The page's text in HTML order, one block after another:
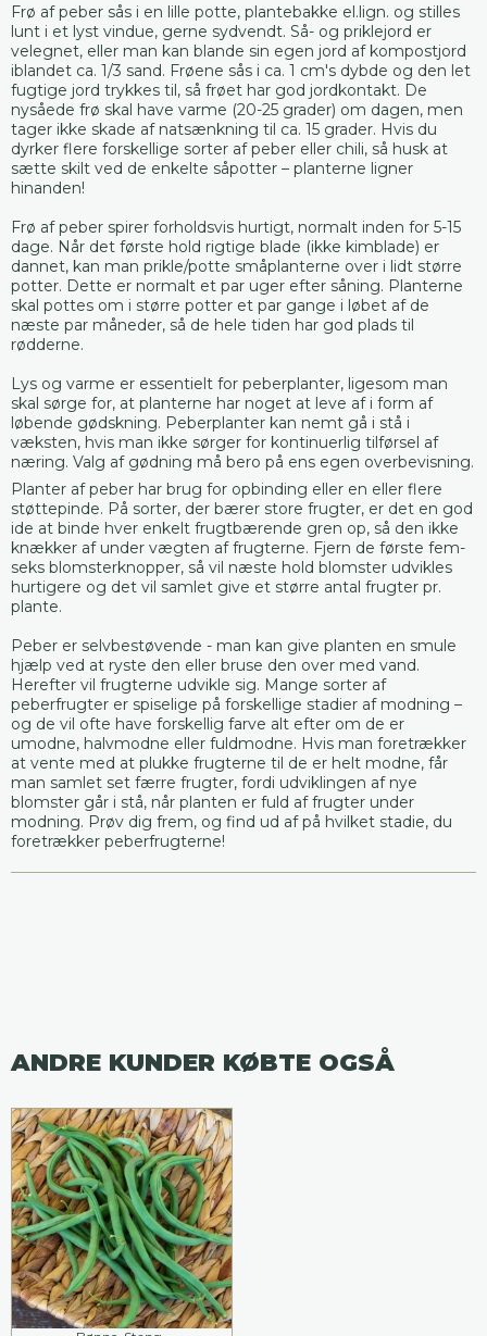
Frø af peber sås i en lille potte, plantebakke el.lign. og stilles
lunt i et lyst vindue, gerne sydvendt. Så- og priklejord er
velegnet, eller man kan blande sin egen jord af kompostjord
iblandet ca. 1/3 sand. Frøene sås i ca. 1 cm's dybde og den let
fugtige jord trykkes til, så frøet har god jordkontakt. De
nysåede frø skal have varme (20-25 grader) om dagen, men
tager ikke skade af natsænkning til ca. 15 grader. Hvis du
dyrker flere forskellige sorter af peber eller chili, så husk at
sætte skilt ved de enkelte såpotter – planterne ligner
hinanden!
Frø af peber spirer forholdsvis hurtigt, normalt inden for 5-15
dage. Når det første hold rigtige blade (ikke kimblade) er
dannet, kan man prikle/potte småplanterne over i lidt større
potter. Dette er normalt et par uger efter såning. Planterne
skal pottes om i større potter et par gange i løbet af de
næste par måneder, så de hele tiden har god plads til
rødderne.
Lys og varme er essentielt for peberplanter, ligesom man
skal sørge for, at planterne har noget at leve af i form af
løbende gødskning. Peberplanter kan nemt gå i stå i
væksten, hvis man ikke sørger for kontinuerlig tilførsel af
næring. Valg af gødning må bero på ens egen overbevisning.
Planter af peber har brug for opbinding eller en eller flere
støttepinde. På sorter, der bærer store frugter, er det en god
ide at binde hver enkelt frugtbærende gren op, så den ikke
knækker af under vægten af frugterne. Fjern de første fem-
seks blomsterknopper, så vil næste hold blomster udvikles
hurtigere og det vil samlet give et større antal frugter pr.
plante.
Peber er selvbestøvende - man kan give planten en smule
hjælp ved at ryste den eller bruse den over med vand.
Herefter vil frugterne udvikle sig. Mange sorter af
peberfrugter er spiselige på forskellige stadier af modning –
og de vil ofte have forskellig farve alt efter om de er
umodne, halvmodne eller fuldmodne. Hvis man foretrækker
at vente med at plukke frugterne til de er helt modne, får
man samlet set færre frugter, fordi udviklingen af nye
blomster går i stå, når planten er fuld af frugter under
modning. Prøv dig frem, og find ud af på hvilket stadie, du
foretrækker peberfrugterne!
ANDRE KUNDER KØBTE OGSÅ